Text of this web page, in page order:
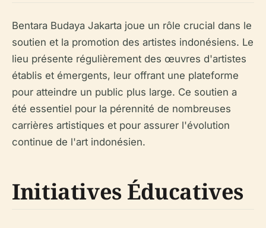
Bentara Budaya Jakarta joue un rôle crucial dans le
soutien et la promotion des artistes indonésiens. Le
lieu présente régulièrement des œuvres d'artistes
établis et émergents, leur offrant une plateforme
pour atteindre un public plus large. Ce soutien a
été essentiel pour la pérennité de nombreuses
carrières artistiques et pour assurer l'évolution
continue de l'art indonésien.
Initiatives Éducatives